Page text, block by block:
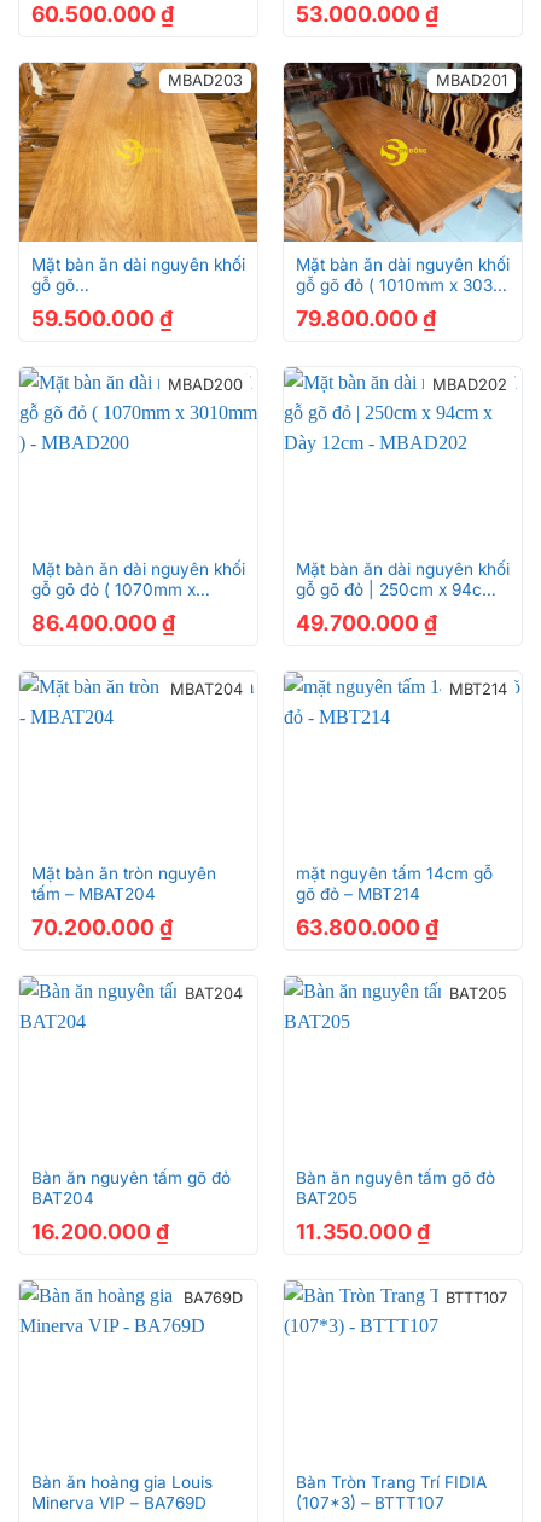
60.500.000 ₫ 53.000.000 ₫
MBAD203
Mặt bàn ăn dài nguyên khối
gỗ gõ
120mm – MBAD203
59.500.000 ₫
MBAD201
Mặt bàn ăn dài nguyên khối
gỗ gõ đỏ ( 1010mm x 3030
79.800.000 ₫
MBAD200
Mặt bàn ăn dài nguyên khối
gỗ gõ đỏ ( 1070mm x
86.400.000 ₫
MBAD202
Mặt bàn ăn dài nguyên khối
gỗ gõ đỏ | 250cm x 94cm x
49.700.000 ₫
MBAT204
Mặt bàn ăn tròn nguyên
tấm – MBAT204
70.200.000 ₫
MBT214
mặt nguyên tấm 14cm gỗ
gõ đỏ – MBT214
63.800.000 ₫
BAT204
Bàn ăn nguyên tấm gõ đỏ
BAT204
16.200.000 ₫
BAT205
Bàn ăn nguyên tấm gõ đỏ
BAT205
11.350.000 ₫
BA769D
Bàn ăn hoàng gia Louis
Minerva VIP – BA769D
BTTT107
Bàn Tròn Trang Trí FIDIA
(107*3) – BTTT107